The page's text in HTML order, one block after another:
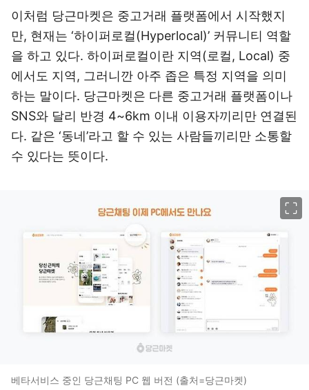
이처럼 당근마켓은 중고거래 플랫폼에서 시작했지
만, 현재는 ‘하이퍼로컬(Hyperlocal)’ 커뮤니티 역할
을 하고 있다. 하이퍼로컬이란 지역(로컬, Local) 중
에서도 지역, 그러니깐 아주 좁은 특정 지역을 의미
하는 말이다. 당근마켓은 다른 중고거래 플랫폼이나
SNS와 달리 반경 4~6km 이내 이용자끼리만 연결된
다. 같은 ‘동네’라고 할 수 있는 사람들끼리만 소통할
수 있다는 뜻이다.
베타서비스 중인 당근채팅 PC 웹 버전 (출처=당근마켓)